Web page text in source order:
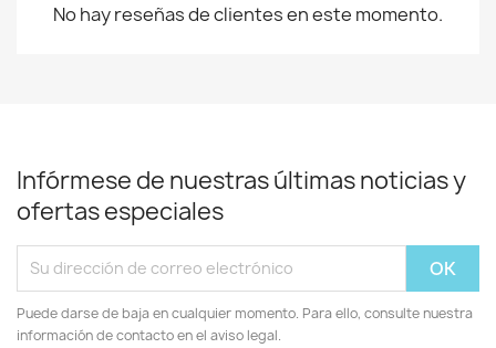
No hay reseñas de clientes en este momento.
Infórmese de nuestras últimas noticias y
ofertas especiales
Puede darse de baja en cualquier momento. Para ello, consulte nuestra
información de contacto en el aviso legal.